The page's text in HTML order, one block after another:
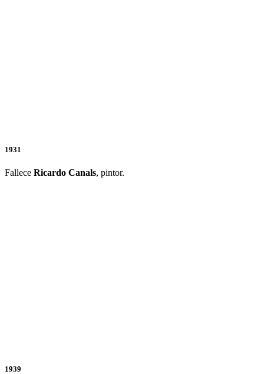
1931
Fallece Ricardo Canals, pintor.
1939